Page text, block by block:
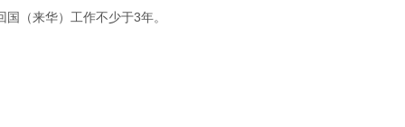
（来华）工作不少于3年。